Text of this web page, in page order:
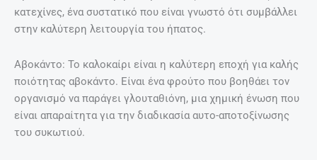
κατεχίνες, ένα συστατικό που είναι γνωστό ότι συμβάλλει
στην καλύτερη λειτουργία του ήπατος.
Αβοκάντο: Το καλοκαίρι είναι η καλύτερη εποχή για καλής
ποιότητας αβοκάντο. Είναι ένα φρούτο που βοηθάει τον
οργανισμό να παράγει γλουταθιόνη, μια χημική ένωση που
είναι απαραίτητα για την διαδικασία αυτο-αποτοξίνωσης
του συκωτιού.